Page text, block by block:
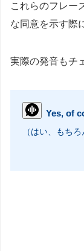
これらのフレー
な同意を示す際
実際の発音もチ
Yes, of
（はい、もちろ